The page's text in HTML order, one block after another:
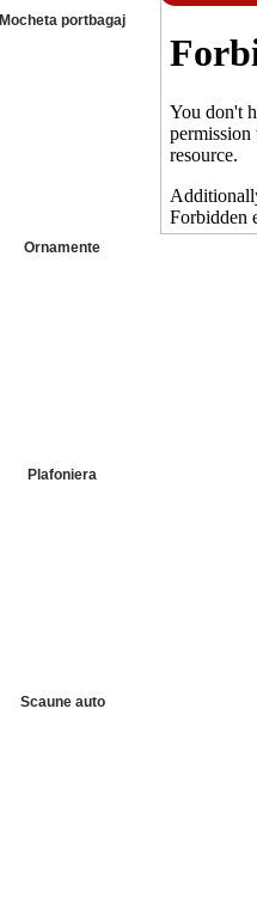
Mocheta portbagaj
Ornamente
Plafoniera
Scaune auto